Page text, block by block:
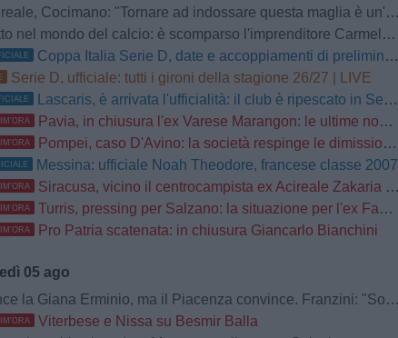
Cocimano: "Tornare ad indossare questa maglia è un'emozione fortissima. Mi ha convinto la serietà della società"
nel mondo del calcio: è scomparso l'imprenditore Carmelo Cogliandro
Coppa Italia Serie D, date e accoppiamenti di preliminari e primo turno
Serie D, ufficiale: tutti i gironi della stagione 26/27 | LIVE
Lascaris, è arrivata l'ufficialità: il club è ripescato in Serie D
Pavia, in chiusura l'ex Varese Marangon: le ultime novità
Pompei, caso D'Avino: la società respinge le dimissioni del Direttore Generale
Messina: ufficiale Noah Theodore, francese classe 2007
Siracusa, vicino il centrocampista ex Acireale Zakaria Daqoune
Turris, pressing per Salzano: la situazione per l'ex Fasano
Pro Patria scatenata: in chiusura Giancarlo Bianchini
05 ago
la Giana Erminio, ma il Piacenza convince. Franzini: "Soddisfatto della prestazione"
Viterbese e Nissa su Besmir Balla